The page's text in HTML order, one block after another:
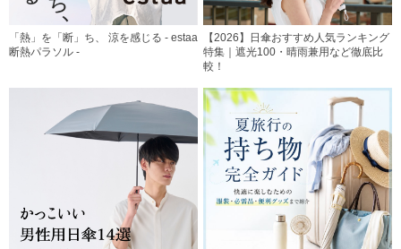
「熱」を「断」ち、 涼を感じる - estaa
断熱パラソル -
【2026】日傘おすすめ人気ランキング
特集｜遮光100・晴雨兼用など徹底比
較！